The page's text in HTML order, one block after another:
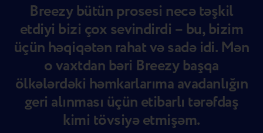
Breezy bütün prosesi necə təşkil
etdiyi bizi çox sevindirdi – bu, bizim
üçün həqiqətən rahat və sadə idi. Mən
o vaxtdan bəri Breezy başqa
ölkələrdəki həmkarlarıma avadanlığın
geri alınması üçün etibarlı tərəfdaş
kimi tövsiyə etmişəm.